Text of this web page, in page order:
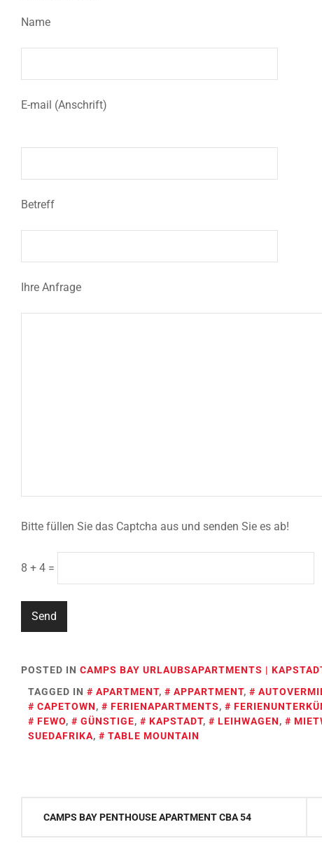
Name
E-mail (Anschrift)
Betreff
Ihre Anfrage
Bitte füllen Sie das Captcha aus und senden Sie es ab!
8 + 4 =
POSTED IN CAMPS BAY URLAUBSAPARTMENTS |
TAGGED IN
APARTMENT, APPARTMENT,
CAPETOWN, FERIENAPARTMENTS,
FEWO, GÜNSTIGE, KAPSTADT, LEIHWAGEN,
SUEDAFRIKA, TABLE MOUNTAIN
PostCAMPS BAY PENTHOUSE APARTMENT CBA 54